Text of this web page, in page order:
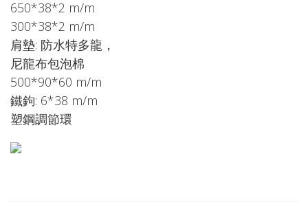
650*38*2 m/m
300*38*2 m/m
肩墊: 防水特多龍，
尼龍布包泡棉
500*90*60 m/m
鐵鉤: 6*38 m/m
塑鋼調節環